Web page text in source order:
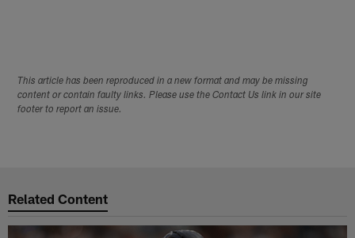
This article has been reproduced in a new format and may be missing
content or contain faulty links. Please use the Contact Us link in our site
footer to report an issue.
Related Content